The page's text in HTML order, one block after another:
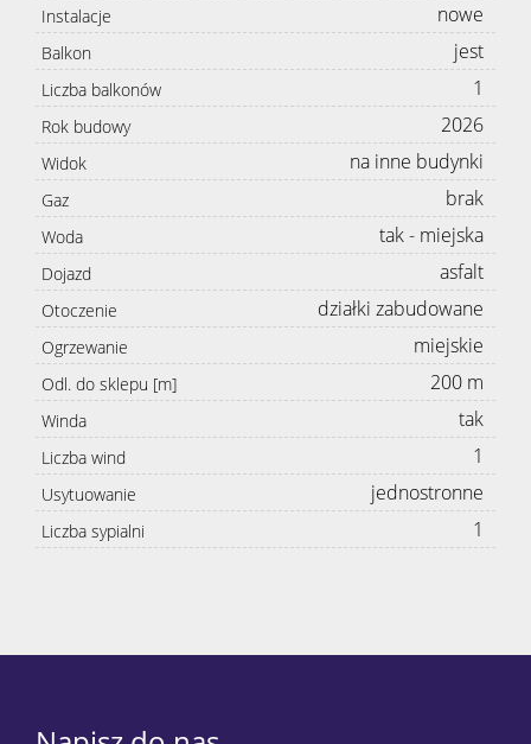
Instalacje nowe
Balkon jest
Liczba balkonów 1
Rok budowy 2026
Widok na inne budynki
Gaz brak
Woda tak - miejska
Dojazd asfalt
Otoczenie działki zabudowane
Ogrzewanie miejskie
Odl. do sklepu [m] 200 m
Winda tak
Liczba wind 1
Usytuowanie jednostronne
Liczba sypialni 1